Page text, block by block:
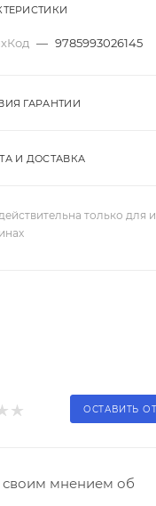
— 9785993026145
ГАРАНТИИ
И ДОСТАВКА
только для
ОСТАВИТЬ
своим мнением об